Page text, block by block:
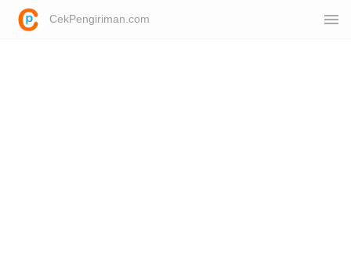
CekPengiriman.com